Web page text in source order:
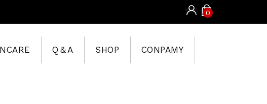
0
Q＆A SHOP CONPAMY